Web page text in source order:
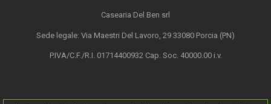
Casearia Del Ben srl
Sede legale: Via Maestri Del Lavoro, 29 33080 Porcia (PN)
P.IVA/C.F./R.I. 01714400932 Cap. Soc. 40000.00 i.v.